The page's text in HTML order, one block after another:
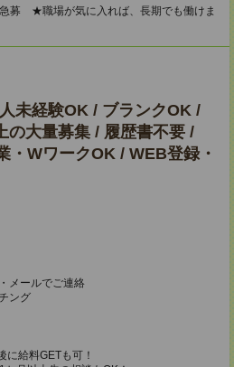
募 ★職場が気に入れば、長期でも働けま
未経験OK / ブランクOK /
の大量募集 / 履歴書不要 /
・WワークOK / WEB登録・
メールでご連絡
ング
給料GETも可！